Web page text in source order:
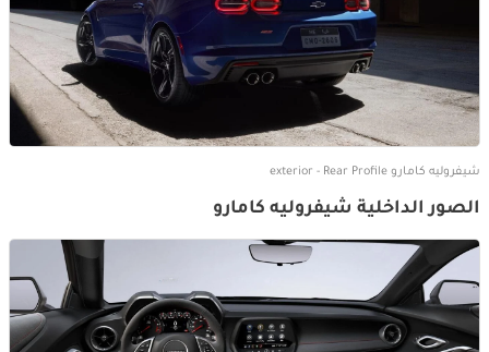
شيفروليه كامارو exterior - Rear Profile
الصور الداخلية شيفروليه كامارو